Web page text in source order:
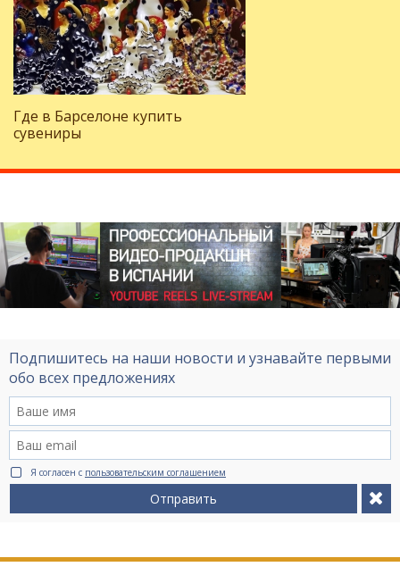
Где в Барселоне купить
сувениры
Подпишитесь на наши новости и узнавайте первыми
обо всех предложениях
Я согласен с пользовательским соглашением
Отправить